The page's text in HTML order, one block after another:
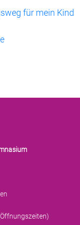
für mein Kind
Öffnungszeiten)